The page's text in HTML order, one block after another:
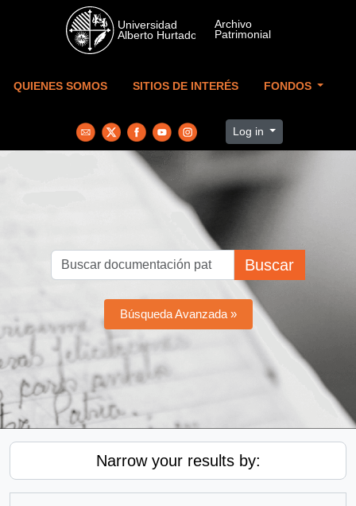
Skip to main content
QUIENES SOMOS SITIOS DE INTERÉS FONDOS
Log in
Buscar
Búsqueda Avanzada »
Narrow your results by: